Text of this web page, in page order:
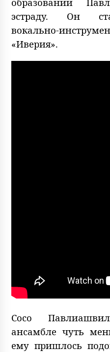
эстраду. Он
вокально-
«Иверия».
Сосо
ансамбле чуть
ему пришлось